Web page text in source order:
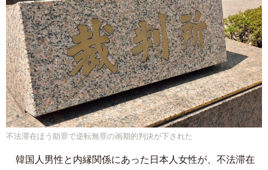
不法滞在ほう助罪で逆転無罪の画期的判決が下された
韓国人男性と内縁関係にあった日本人女性が、不法滞在